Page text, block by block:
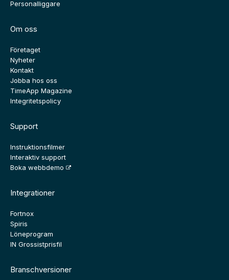
Personalliggare
Om oss
Företaget
Nyheter
Kontakt
Jobba hos oss
TimeApp Magazine
Integritetspolicy
Support
Instruktionsfilmer
Interaktiv support
Boka webbdemo
Integrationer
Fortnox
Spiris
Löneprogram
IN Grossistprisfil
Branschversioner